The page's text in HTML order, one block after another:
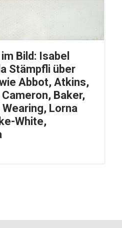
Bild: Isabel
Stämpfli über
Abbot, Atkins,
Baker,
Lorna
White,